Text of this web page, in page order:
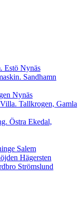
Estö Nynäs
Sandhamn
Nynäs
Tallkrogen, Gamla
Östra Ekedal,
Salem
Hägersten
Strömslund